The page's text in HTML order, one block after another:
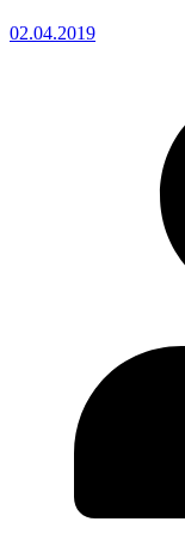
02.04.2019